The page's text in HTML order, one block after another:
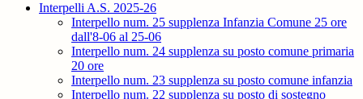
Interpelli A.S. 2025-26
Interpello num. 25 supplenza Infanzia Comune 25 ore
dall'8-06 al 25-06
Interpello num. 24 supplenza su posto comune primaria
20 ore
Interpello num. 23 supplenza su posto comune infanzia
Interpello num. 22 supplenza su posto di sostegno